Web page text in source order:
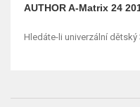
AUTHOR A-Matrix 24
Hledáte-li univerzální